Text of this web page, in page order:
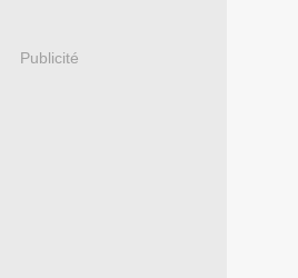
Publicité